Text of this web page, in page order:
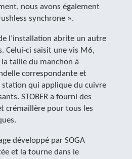
nous avons également
synchrone ».
l’installation abrite un autre
Celui-ci saisit une vis M6,
taille du manchon à
correspondante et
station qui applique du cuivre
STOBER a fourni des
crémaillère pour tous les
développé par SOGA
et la tourne dans le